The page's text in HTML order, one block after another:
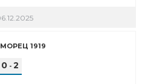
1919
0- 2